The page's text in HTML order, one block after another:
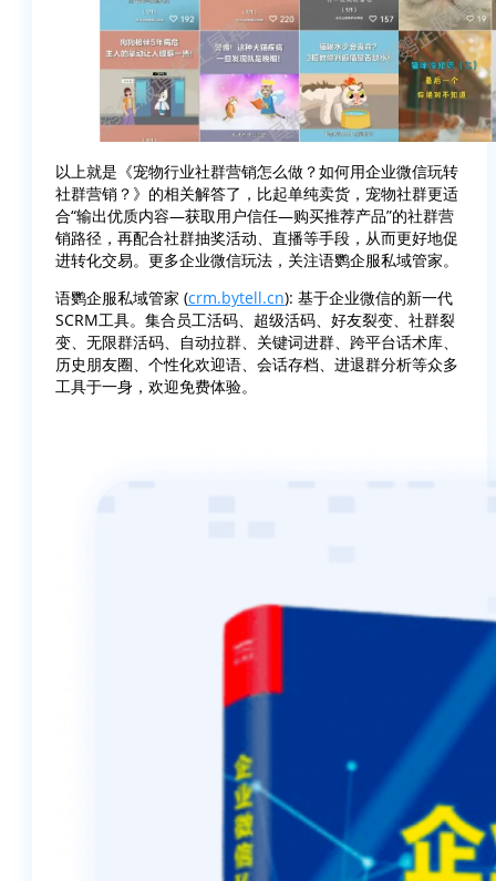
以上就是《宠物行业社群营销怎么做？如何用企业微信玩转
社群营销？》的相关解答了，比起单纯卖货，宠物社群更适
合“输出优质内容—获取用户信任—购买推荐产品”的社群营
销路径，再配合社群抽奖活动、直播等手段，从而更好地促
进转化交易。更多企业微信玩法，关注语鹦企服私域管家。
语鹦企服私域管家 (crm.bytell.cn): 基于企业微信的新一代
SCRM工具。集合员工活码、超级活码、好友裂变、社群裂
变、无限群活码、自动拉群、关键词进群、跨平台话术库、
历史朋友圈、个性化欢迎语、会话存档、进退群分析等众多
工具于一身，欢迎免费体验。